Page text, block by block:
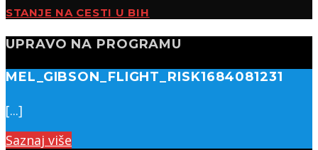
STANJE NA CESTI U BIH
UPRAVO NA PROGRAMU
MEL_GIBSON_FLIGHT_RISK1684081231
[...]
Saznaj više